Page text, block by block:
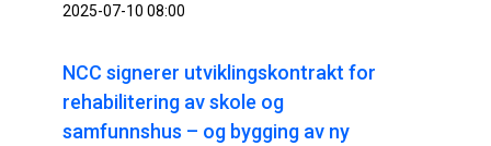
2025-07-10 08:00
NCC signerer utviklingskontrakt for
rehabilitering av skole og
samfunnshus – og bygging av ny